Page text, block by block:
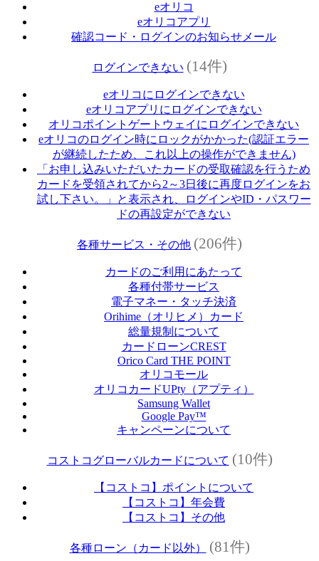
eオリコ
eオリコアプリ
確認コード・ログインのお知らせメール
ログインできない (14件)
eオリコにログインできない
eオリコアプリにログインできない
オリコポイントゲートウェイにログインできない
eオリコのログイン時にロックがかかった(認証エラー
が継続したため、これ以上の操作ができません)
「お申し込みいただいたカードの受取確認を行うため
カードを受領されてから2～3日後に再度ログインをお
試し下さい。」と表示され、ログインやID・パスワー
ドの再設定ができない
各種サービス・その他 (206件)
カードのご利用にあたって
各種付帯サービス
電子マネー・タッチ決済
Orihime（オリヒメ）カード
総量規制について
カードローンCREST
Orico Card THE POINT
オリコモール
オリコカードUPty（アプティ）
Samsung Wallet
Google Pay™
キャンペーンについて
コストコグローバルカードについて (10件)
【コストコ】ポイントについて
【コストコ】年会費
【コストコ】その他
各種ローン（カード以外） (81件)